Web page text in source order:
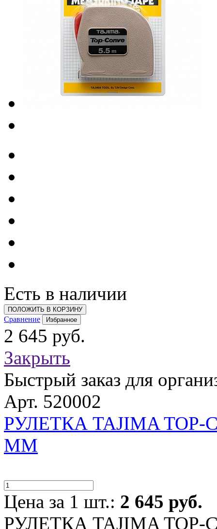
Есть в наличии
ПОЛОЖИТЬ В КОРЗИНУ
Сравнение Избранное
2 645 руб.
Закрыть
Быстрый заказ для
Арт. 520002
РУЛЕТКА TAJIMA TOP-
MM
Цена за 1 шт.: 2 645 руб.
РУЛЕТКА TAJIMA TOP-